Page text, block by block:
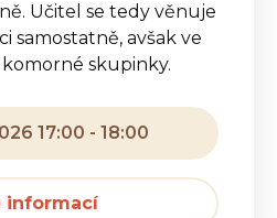
Učitel se tedy věnuje
samostatně, avšak ve
skupinky.
17:00 - 18:00
informací